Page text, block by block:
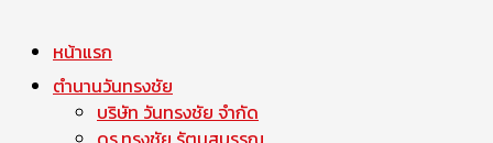
หน้าแรก
ตำนานวันทรงชัย
บริษัท วันทรงชัย จำกัด